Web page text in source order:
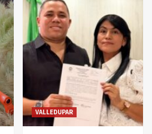
VALLEDUPAR